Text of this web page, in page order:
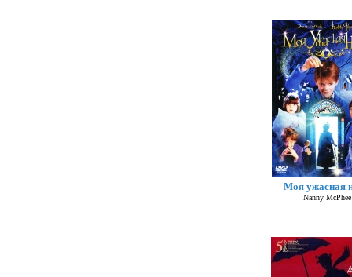
Моя ужасная
Nanny McPhee